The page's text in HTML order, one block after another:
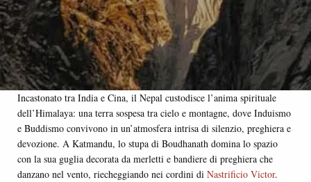
Incastonato tra India e Cina, il Nepal custodisce l’anima spirituale
dell’Himalaya: una terra sospesa tra cielo e montagne, dove Induismo
e Buddismo convivono in un’atmosfera intrisa di silenzio, preghiera e
devozione. A Katmandu, lo stupa di Boudhanath domina lo spazio
con la sua guglia decorata da merletti e bandiere di preghiera che
danzano nel vento, riecheggiando nei cordini di Nastrificio Victor.